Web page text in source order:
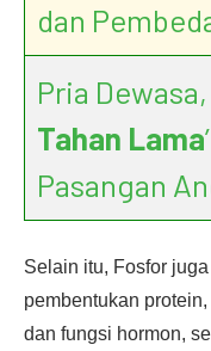
dan
Pria Dewasa,
Tahan Lama
Pasangan
Selain itu, Fosfor
pembentukan
dan fungsi hormon,